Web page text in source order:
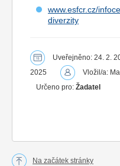
www.esfcr.cz/
diverzity
Uveřejněno: 24. 2.
2025
Vložil/a:
Určeno pro: Žadatel
Na začátek stránky